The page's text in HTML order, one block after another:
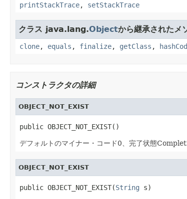
printStackTrace, setStackTrace
クラス java.lang.Objectから継承されたメ
clone, equals , finalize, getClass ,
コンストラクタの詳細
OBJECT_NOT_EXIST
public OBJECT_NOT_EXIST()
デフォルトのマイナー・コード0、完了状態
OBJECT_NOT_EXIST
public OBJECT_NOT_EXIST(String s)